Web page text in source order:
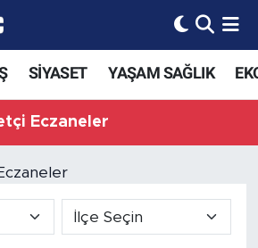
SİYASET YAŞAM SAĞLIK
Eczaneler